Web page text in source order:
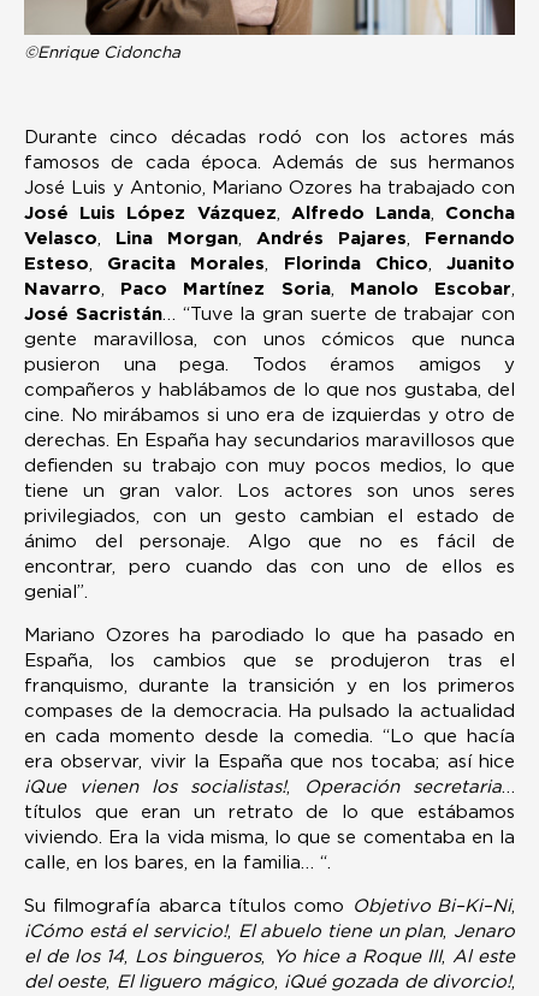
©Enrique Cidoncha
Durante cinco décadas rodó con los actores más
famosos de cada época. Además de sus hermanos
José Luis y Antonio, Mariano Ozores ha trabajado con
José Luis López Vázquez
Alfredo Landa, Concha
Velasco
Lina Morgan Andrés Pajares
Fernando
Esteso
Gracita Morales Florinda Chico ,Juanito
Navarro
Paco Martínez Soria, Manolo Escobar
José Sacristán… “Tuve la gran suerte de trabajar con
gente maravillosa, con unos cómicos que nunca
pusieron una pega. Todos éramos amigos y
compañeros y hablábamos de lo que nos gustaba, del
cine. No mirábamos si uno era de izquierdas y otro de
derechas. En España hay secundarios maravillosos que
defienden su trabajo con muy pocos medios, lo que
tiene un gran valor. Los actores son unos seres
privilegiados, con un gesto cambian el estado de
ánimo del personaje. Algo que no es fácil de
encontrar, pero cuando das con uno de ellos es
genial”.
Mariano Ozores ha parodiado lo que ha pasado en
España, los cambios que se produjeron tras el
franquismo, durante la transición y en los primeros
compases de la democracia. Ha pulsado la actualidad
en cada momento desde la comedia. “Lo que hacía
era observar, vivir la España que nos tocaba; así hice
¡Que vienen los socialistas!, Operación secretaria
títulos que eran un retrato de lo que estábamos
viviendo. Era la vida misma, lo que se comentaba en la
calle, en los bares, en la familia… “.
Su filmografía abarca títulos como Objetivo Bi–Ki–Ni,
¡Cómo está el servicio!, El abuelo tiene un plan, Jenaro
el de los 14, Los bingueros, Yo hice a Roque III, Al este
del oeste, El liguero mágico, ¡Qué gozada de divorcio!,